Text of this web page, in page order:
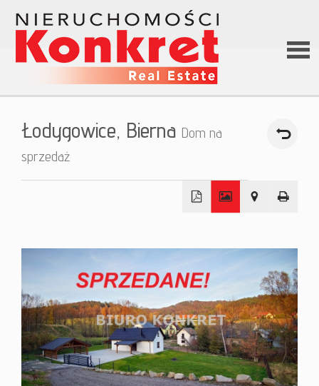
O
Łodygowice, Bierna Dom na
sprzedaż
−